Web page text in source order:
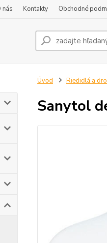
nás Kontakty Obchodné
Úvod Riedidlá a
Sanytol